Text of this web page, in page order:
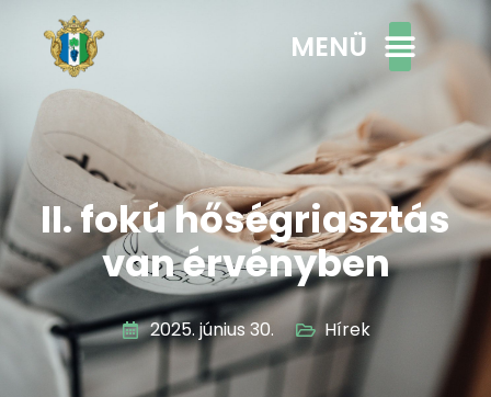
MENÜ
II. fokú hőségriasztás
van érvényben
2025. június 30. Hírek